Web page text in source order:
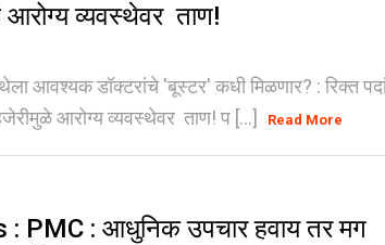
व्यवस्थेवर ताण!
आवश्यक डॉक्टरांचे 'बूस्टर' कधी मिळणार? : रिक्त
आरोग्य व्यवस्थेवर ताण! प [...]
Read More
PMC : आधुनिक उपचार हवाय तर मग